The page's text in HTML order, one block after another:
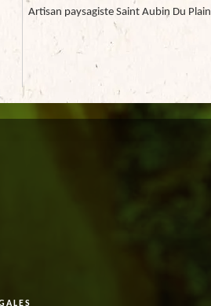
Artisan paysagiste Saint Aubin Du Plain